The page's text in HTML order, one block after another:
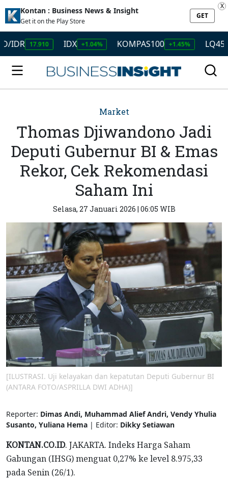
Kontan : Business News & Insight
Get it on the Play Store
GET
X
17.910 IDX +1.04% KOMPAS100 +1.45% LQ45
Market
Thomas Djiwandono Jadi
Deputi Gubernur BI & Emas
Rekor, Cek Rekomendasi
Saham Ini
Selasa, 27 Januari 2026 | 06:05 WIB
[ILUSTRASI. Uji kelayakan dan kepatutan Deputi Gubernur BI
(ANTARA FOTO/ASPRILLA DWI ADHA)]
Reporter: Dimas Andi, Muhammad Alief Andri, Vendy Yhulia
Susanto, Yuliana Hema | Editor: Dikky Setiawan
KONTAN.CO.ID. JAKARTA. Indeks Harga Saham
Gabungan (IHSG) menguat 0,27% ke level 8.975,33
pada Senin (26/1).